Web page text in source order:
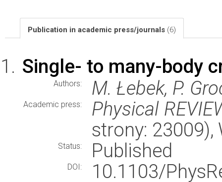
Publication in academic press/journals (6)
Single- to many-body
Authors: M. Łebek, P.
Academic press:
Physical
strony:
Status: Published
DOI: 10.1103/